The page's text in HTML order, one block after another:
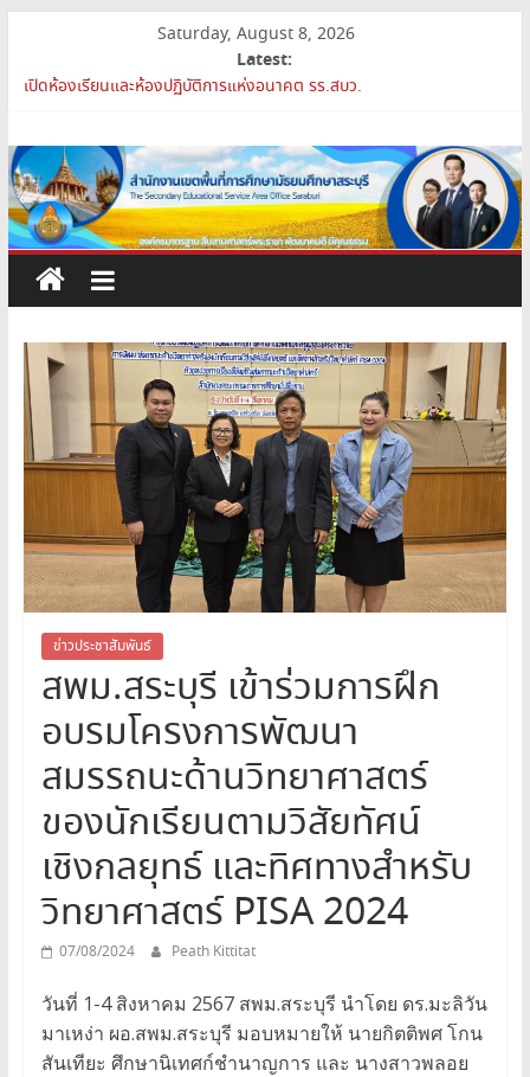
content
Saturday, August 8, 2026
Latest:
สพม.สบ ประชุมชี้แจงแนวทางการส่งเสริมความโปร่งใสในสำนักงานเขต
พื้นที่การศึกษา 2569
สพม.สบ เสริมศักยภาพผู้บริหาร PA Support Team สู่เส้นทางความ
ก้าวหน้าวิชาชีพ
สพม.สบ เข้าร่วมประชุมสัมมนา ผอ.สพท. ทั่วประเทศ ครั้งที่ 2/2569 “All
for Education”
การย้ายข้าราชการครูและบุคลากรทางการศึกษา ตำแหน่งศึกษานิเทศก์
สำนักงาน
เขต
พื้นที่
การ
ศึกษา
มัธยมศึกษา
สระบุรี
สพม.สระบุรี,สพม.สบ,สำนักงาน
เขต
พื้นที่
การ
ศึกษา
มัธยมศึกษา
สระบุรี
ข่าวประชาสัมพันธ์
สพม.สระบุรี เข้าร่วมการฝึก
อบรมโครงการพัฒนา
สมรรถนะด้านวิทยาศาสตร์
ของนักเรียนตามวิสัยทัศน์
เชิงกลยุทธ์ และทิศทางสำหรับ
วิทยาศาสตร์ PISA 2024
07/08/2024 Peath Kittitat
วันที่ 1-4 สิงหาคม 2567 สพม.สระบุรี นำโดย ดร.มะลิวัน
มาเหง่า ผอ.สพม.สระบุรี มอบหมายให้ นายกิตติพศ โกน
สันเทียะ ศึกษานิเทศก์ชำนาญการ และ นางสาวพลอย